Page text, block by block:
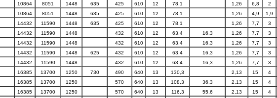
10864 8051 1448 635 425 610 12 78,1 1,26 6,8 2
10864 8051 1448 635 425 610 12 78,1 1,26 4,9 1,9
14432 11590 1448 635 425 610 12 78,1 1,26 7,7 3
14432 11590 1448 432 610 12 63,4 16,3 1,26 7,7 3
14432 11590 1448 432 610 12 63,4 16,3 1,26 7,7 3
14432 11590 1448 625 432 610 12 63,4 16,3 1,26 7,7 3
14432 11590 1448 432 610 12 63,4 16,3 1,26 7,7 3
16385 13700 1250 730 490 640 13 130,3 2,13 15 4
16385 13700 1250 570 640 13 108,3 36,3 2,13 15 4
16385 13700 1250 570 640 13 116,3 55,6 2,13 15 4